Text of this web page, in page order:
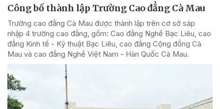
Công bố thành lập Trường Cao đẳng Cà Mau
Trường cao đẳng Cà Mau được thành lập trên cơ sở sáp
nhập 4 trường cao đẳng, gồm: Cao đẳng Nghề Bạc Liêu, cao
đẳng Kinh tế - Kỹ thuật Bạc Liêu, cao đẳng Cộng đồng Cà
Mau và cao đẳng Nghề Việt Nam - Hàn Quốc Cà Mau.